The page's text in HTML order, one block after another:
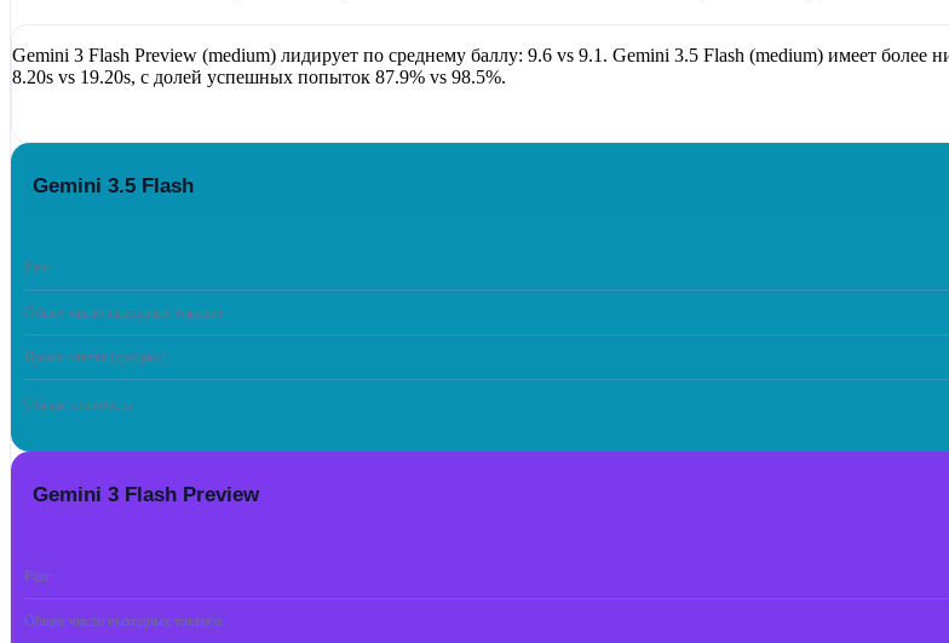
Gemini 3 Flash Preview (medium) лидирует по среднему баллу: 9.6 vs 9.1 . Gemini 3.5 Flash (medium) имеет более
8.20s vs 19.20s, с долей успешных попыток 87.9% vs 98.5%.
Gemini 3.5 Flash
Ранг
Общее число выходных токенов
Время ответа (среднее)
Общая стоимость
Gemini 3 Flash Preview
Ранг
Общее число выходных токенов